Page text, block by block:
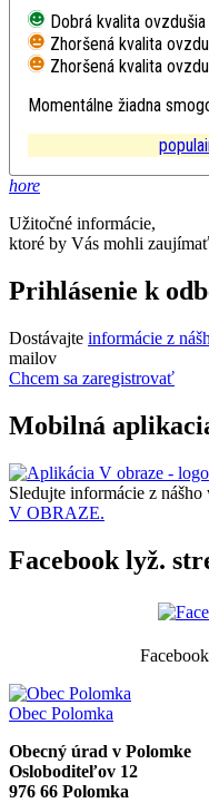
Dobrá kvalita ovzdušia
Zhoršená kvalita
Zhoršená kvalita
Momentálne žiadna
hore
Užitočné informácie,
ktoré by Vás mohli zaujímať
Prihlásenie k
Dostávajte informácie z
mailov
Chcem sa zaregistrovať
Mobilná
Sledujte informácie z nášho
V OBRAZE.
Facebook lyž.
Obec Polomka
Obecný úrad v Polomke
Osloboditeľov 12
976 66 Polomka